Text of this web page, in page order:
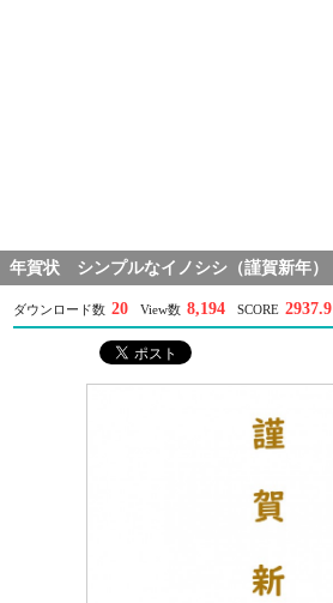
年賀状 シンプルなイノシシ（謹賀新年）
ダウンロード数 20 View数 8,194 SCORE 2937.9